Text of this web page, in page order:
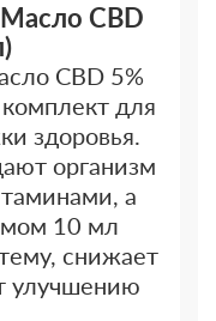
CBD
CBD 5%
для
здоровья.
организм
а
10 мл
снижает
улучшению